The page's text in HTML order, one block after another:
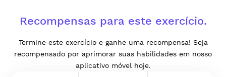
Recompensas para este exercício.
Termine este exercício e ganhe uma recompensa! Seja
recompensado por aprimorar suas habilidades em nosso
aplicativo móvel hoje.